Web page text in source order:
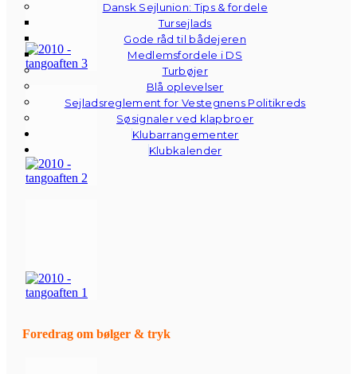
Dansk Sejlunion: Tips & fordele
Tursejlads
Gode råd til bådejeren
Medlemsfordele i DS
Turbøjer
Blå oplevelser
Sejladsreglement for Vestegnens Politikreds
Søsignaler ved klapbroer
Klubarrangementer
Klubkalender
Foredrag om bølger & tryk